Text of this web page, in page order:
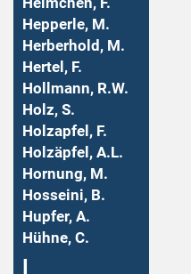
Hepperle, M.
Herberhold, M.
Hertel, F.
Hollmann, R.W.
Holz, S.
Holzapfel, F.
Holzäpfel, A.L.
Hornung, M.
Hosseini, B.
Hupfer, A.
Hühne, C.